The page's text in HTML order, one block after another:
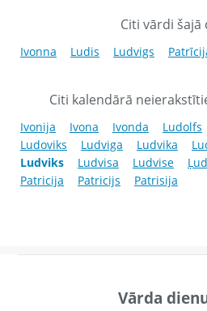
Citi vārdi šajā
Ivonna Ludis Ludvigs
Citi kalendārā
Ivonija Ivona Ivonda Ludolfs
Ludoviks
Ludviga Ludvika
Ludviks
Ludvisa Ludvise
Patricija
Patricijs Patrisija
Vārda